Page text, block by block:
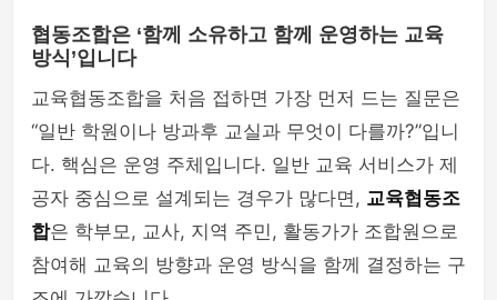
협동조합은 ‘함께 소유하고 함께 운영하는 교육
방식’입니다
교육협동조합을 처음 접하면 가장 먼저 드는 질문은
“일반 학원이나 방과후 교실과 무엇이 다를까?”입니
다. 핵심은 운영 주체입니다. 일반 교육 서비스가 제
공자 중심으로 설계되는 경우가 많다면, 교육협동조
합은 학부모, 교사, 지역 주민, 활동가가 조합원으로
참여해 교육의 방향과 운영 방식을 함께 결정하는 구